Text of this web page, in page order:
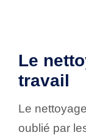
Le
travail
Le
oublié par